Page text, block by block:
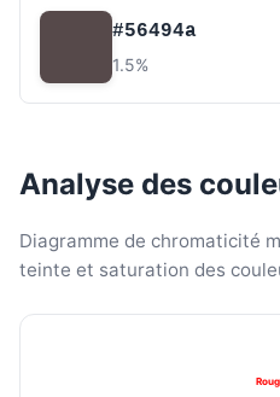
#56494a
1.5%
Analyse des
Diagramme de chromaticité
teinte et saturation des